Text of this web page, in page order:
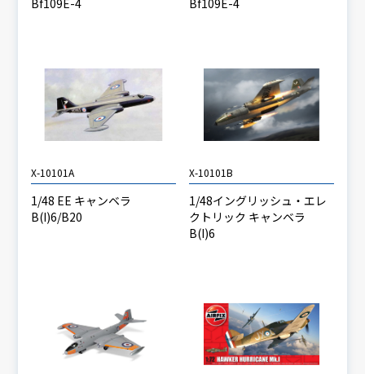
Bf109E-4 Bf109E-4
X-10101A
1/48 EE キャンベラ
B(I)6/B20
X-10101B
1/48イングリッシュ・エレ
クトリック キャンベラ
B(I)6